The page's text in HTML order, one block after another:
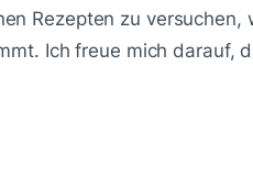
Rezepten zu
Ich freue mich darauf,